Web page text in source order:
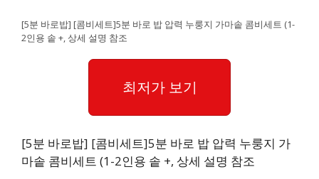
[5분 바로밥] [콤비세트]5분 바로 밥 압력 누룽지 가마솥 콤비세트 (1-
2인용 솥 +, 상세 설명 참조
최저가 보기
[5분 바로밥] [콤비세트]5분 바로 밥 압력 누룽지 가
마솥 콤비세트 (1-2인용 솥 +, 상세 설명 참조